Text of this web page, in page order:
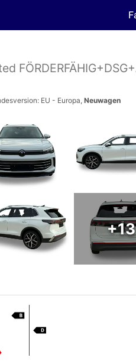
EU - Europa, Neuwagen
+13